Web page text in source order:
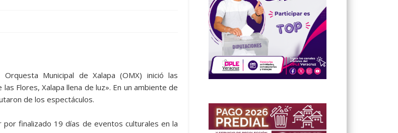
Orquesta Municipal de Xalapa (OMX) inició las
Flores, Xalapa llena de luz». En un ambiente de
de los espectáculos.
finalizado 19 días de eventos culturales en la